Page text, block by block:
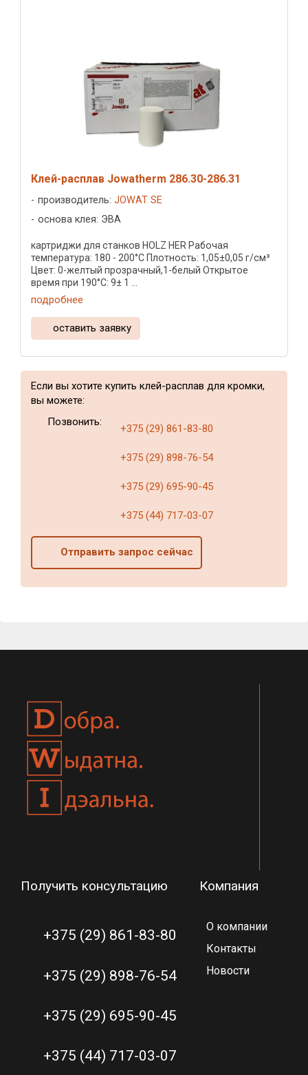
Клей-расплав Jowatherm 286.30-286.31
производитель: JOWAT SE
основа клея: ЭВА
картриджи для станков HOLZ HER Рабочая
температура: 180 - 200°C Плотность: 1,05±0,05 г/см³
Цвет: 0-желтый прозрачный,1-белый Открытое
время при 190°C: 9± 1 ...
подробнее
оставить заявку
Если вы хотите купить клей-расплав для кромки,
вы можете:
Позвонить:
+375 (29) 861-83-80
+375 (29) 898-76-54
+375 (29) 695-90-45
+375 (44) 717-03-07
Отправить запрос сейчас
Получить консультацию
+375 (29) 861-83-80
+375 (29) 898-76-54
+375 (29) 695-90-45
+375 (44) 717-03-07
Компания
О компании
Контакты
Новости